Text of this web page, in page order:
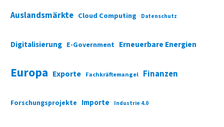
Auslandsmärkte Cloud Computing Datenschutz
Digitalisierung E-Government Erneuerbare Energien
Europa Exporte Fachkräftemangel Finanzen
Forschungsprojekte Importe Industrie 4.0